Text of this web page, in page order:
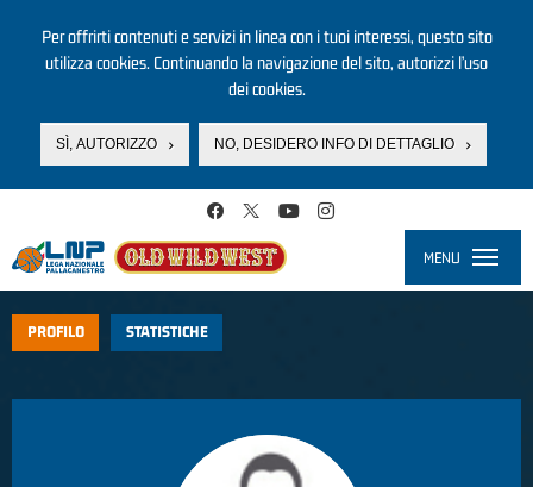
Per offrirti contenuti e servizi in linea con i tuoi interessi, questo sito
utilizza cookies. Continuando la navigazione del sito, autorizzi l’uso
dei cookies.
SÌ, AUTORIZZO NO, DESIDERO INFO DI DETTAGLIO
MENU
PROFILO STATISTICHE